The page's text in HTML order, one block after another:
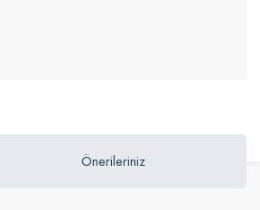
Önerileriniz